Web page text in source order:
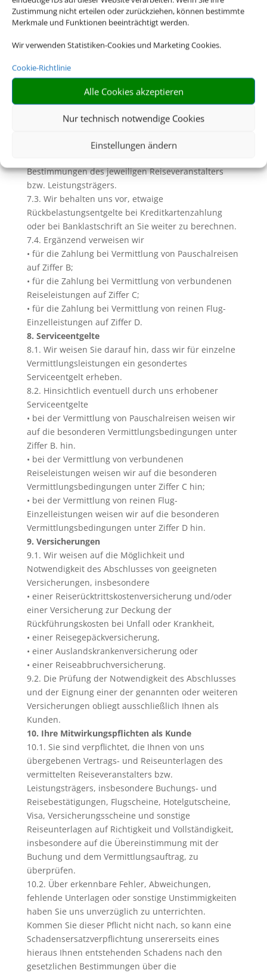
Zustimmung nicht erteilen oder zurückziehen, können bestimmte
Merkmale und Funktionen beeinträchtigt werden.
Wir verwenden Statistiken-Cookies und Marketing Cookies.
Cookie-Richtlinie
Alle Cookies akzeptieren
Nur technisch notwendige Cookies
Einstellungen ändern
dazu Ziffer D. dieser AGB)
7. Zahlungen und Inkasso
Pauschalreise, verbundenen Reiseleistung oder
Einzelleistung in Rechnung stellen und
diesbezügliche Zahlungen einziehen, geschieht dies
im Namen und für Rechnung des jeweiligen
Veranstalters bzw. des Leistungsträgers. Unberührt
bleiben davon die Rechte zur Einziehung uns
7.2. Die Zahlungsfristen und sonstigen
Bestimmungen des jeweiligen Reiseveranstalters
bzw. Leistungsträgers.
7.3. Wir behalten uns vor, etwaige
Rückbelastungsentgelte bei Kreditkartenzahlung
oder bei Banklastschrift an Sie weiter zu berechnen.
7.4. Ergänzend verweisen wir
• für die Zahlung bei Vermittlung von Pauschalreisen
auf Ziffer B;
• für die Zahlung bei Vermittlung von verbundenen
Reiseleistungen auf Ziffer C;
• für die Zahlung bei Vermittlung von reinen Flug-
Einzelleistungen auf Ziffer D.
8. Serviceentgelte
8.1. Wir weisen Sie darauf hin, dass wir für einzelne
Vermittlungsleistungen ein gesondertes
Serviceentgelt erheben.
8.2. Hinsichtlich eventuell durch uns erhobener
Serviceentgelte
• bei der Vermittlung von Pauschalreisen weisen wir
auf die besonderen Vermittlungsbedingungen unter
Ziffer B. hin.
• bei der Vermittlung von verbundenen
Reiseleistungen weisen wir auf die besonderen
Vermittlungsbedingungen unter Ziffer C hin;
• bei der Vermittlung von reinen Flug-
Einzelleistungen weisen wir auf die besonderen
Vermittlungsbedingungen unter Ziffer D hin.
9. Versicherungen
9.1. Wir weisen auf die Möglichkeit und
Notwendigkeit des Abschlusses von geeigneten
Versicherungen, insbesondere
• einer Reiserücktrittskostenversicherung und/oder
einer Versicherung zur Deckung der
Rückführungskosten bei Unfall oder Krankheit,
• einer Reisegepäckversicherung,
• einer Auslandskrankenversicherung oder
• einer Reiseabbruchversicherung.
9.2. Die Prüfung der Notwendigkeit des Abschlusses
und der Eignung einer der genannten oder weiteren
Versicherungen obliegt ausschließlich Ihnen als
Kunden.
10. Ihre Mitwirkungspflichten als Kunde
10.1. Sie sind verpflichtet, die Ihnen von uns
übergebenen Vertrags- und Reiseunterlagen des
vermittelten Reiseveranstalters bzw.
Leistungsträgers, insbesondere Buchungs- und
Reisebestätigungen, Flugscheine, Hotelgutscheine,
Visa, Versicherungsscheine und sonstige
Reiseunterlagen auf Richtigkeit und Vollständigkeit,
insbesondere auf die Übereinstimmung mit der
Buchung und dem Vermittlungsauftrag, zu
überprüfen.
10.2. Über erkennbare Fehler, Abweichungen,
fehlende Unterlagen oder sonstige Unstimmigkeiten
haben Sie uns unverzüglich zu unterrichten.
Kommen Sie dieser Pflicht nicht nach, so kann eine
Schadensersatzverpflichtung unsererseits eines
hieraus Ihnen entstehenden Schadens nach den
gesetzlichen Bestimmungen über die